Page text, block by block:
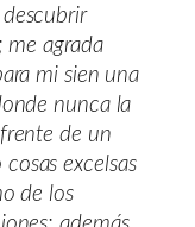
me agrada
mi sien una
nunca la
de un
excelsas
de los